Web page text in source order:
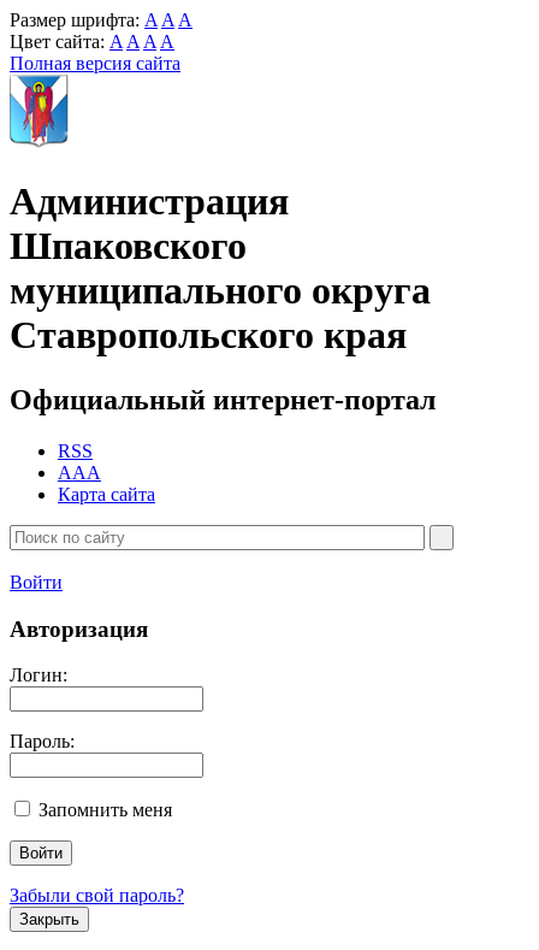
Размер шрифта: A A A
Цвет сайта: A A A A
Полная версия сайта
Администрация
Шпаковского
муниципального округа
Ставропольского края
Официальный интернет-портал
RSS
AAA
Карта сайта
Войти
Авторизация
Логин:
Пароль:
Запомнить меня
Забыли свой пароль?
Закрыть